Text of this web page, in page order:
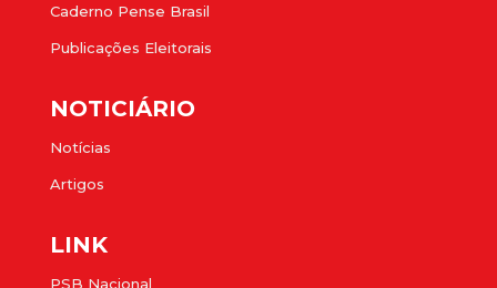
Caderno Pense Brasil
Publicações Eleitorais
NOTICIÁRIO
Notícias
Artigos
LINK
PSB Nacional